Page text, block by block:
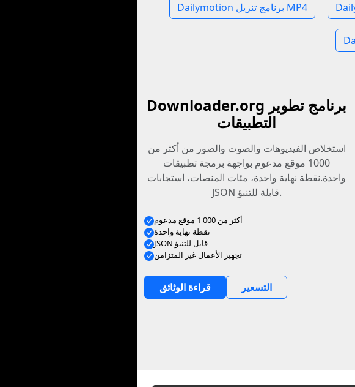
Dailymotion برنامج تنزيل MP4
Downloader.org برنامج تطوير
التطبيقات
استخلاص الفيديوهات والصوت والصور من أكثر من
1000 موقع مدعوم بواجهة برمجة تطبيقات
واحدة.نقطة نهاية واحدة، مئات المنصات، استجابات
JSON قابلة للتنبؤ.
أكثر من 000 1 موقع مدعوم
نقطة نهاية واحدة
JSON قابل للتنبؤ
تجهيز الأعمال غير المتزامن
قراءة الوثائق التسعير